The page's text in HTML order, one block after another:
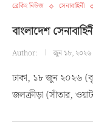
ব্রেকিং নিউজ সেনাবাহিনী
বাংলাদেশ
Author: জুন ১৮, ২০২৬
ঢাকা, ১৮ জুন ২০২৬
জলক্রীড়া (সাঁতার,